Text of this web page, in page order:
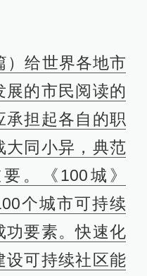
）给世界各地市
的市民阅读的
承担起各自的职
大同小异，典范
。《100城》
个城市可持续
功要素。快速化
设可持续社区能